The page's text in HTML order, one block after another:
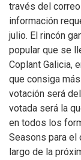
través del
información
julio. El rincón
popular que se
Coplant Galicia,
que consiga
votación será
votada será la
en todos los
Seasons para el
largo de la